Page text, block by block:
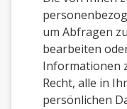
um Abfragen
bearbeiten
Informationen
Recht, alle in
persönlichen